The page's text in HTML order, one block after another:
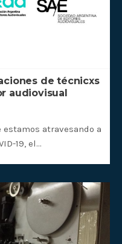
de técnicxs
audiovisual
atravesando a
19, el…